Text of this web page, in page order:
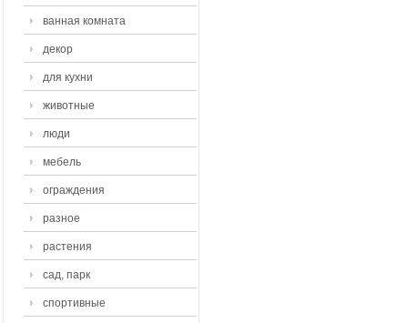
ванная комната
декор
для кухни
животные
люди
мебель
ограждения
разное
растения
сад, парк
спортивные